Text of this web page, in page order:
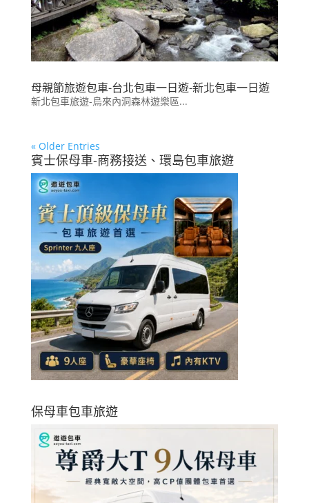
母親節旅遊包車-台北包車一日遊-新北包車一日遊
新北包車旅遊-烏來內洞森林遊樂區...
« Older Entries
賓士保母車-商務接送、環島包車旅遊
保母車包車旅遊